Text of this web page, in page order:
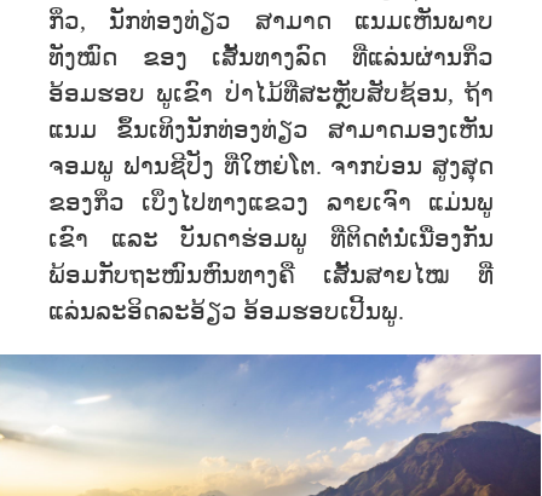
ກິ່ວ​, ນັກ​ທ່ອງ​ທ່ຽວ ​ສາ​ມາດ​ ແນມເຫັນພາບ
ທັງໝົດ ຂອງ ເສັ້ນທາງລົດ​ ທ່ີແລ່ນຜ່ານກິ່ວ
ອ້ອມຮອບ ພູເຂົາ ປ່າໄມ້ທີ່ສະຫຼັບສັບຊ້ອນ​, ຖ້າ
ແນມ ຂຶ້ນເທິງນັກທ່ອງທ່ຽວ ສາມາດມອງເຫັນ
ຈອມພູ ຟານຊີປັງ ທີ່ໃຫຍ່ໂຕ. ຈາກ​ບ່ອນ ສູງສຸດ
ຂອງກິ່ວ ​ເບິ່ງ​ໄປ​ທາງ​ແຂວງ ​ລາຍເຈົາ ແມ່ນ​ພູ​
ເຂົາ​ ແລະ​ ບັນດາຮ່ອມ​ພູ​ ທີ່ຕິດຕໍ່ນໍ່ເນື່ອງກັນ
ພ້ອມກັບຖະໜົນຫົນທາງ​ຄື ​ເສັ້ນ​ສາຍໄໝ ​ທີ່​
ແລ່ນລະອິດລະອ້ຽວ​ ອ້ອມ​ຮອບເປີ້ນ​ພູ.